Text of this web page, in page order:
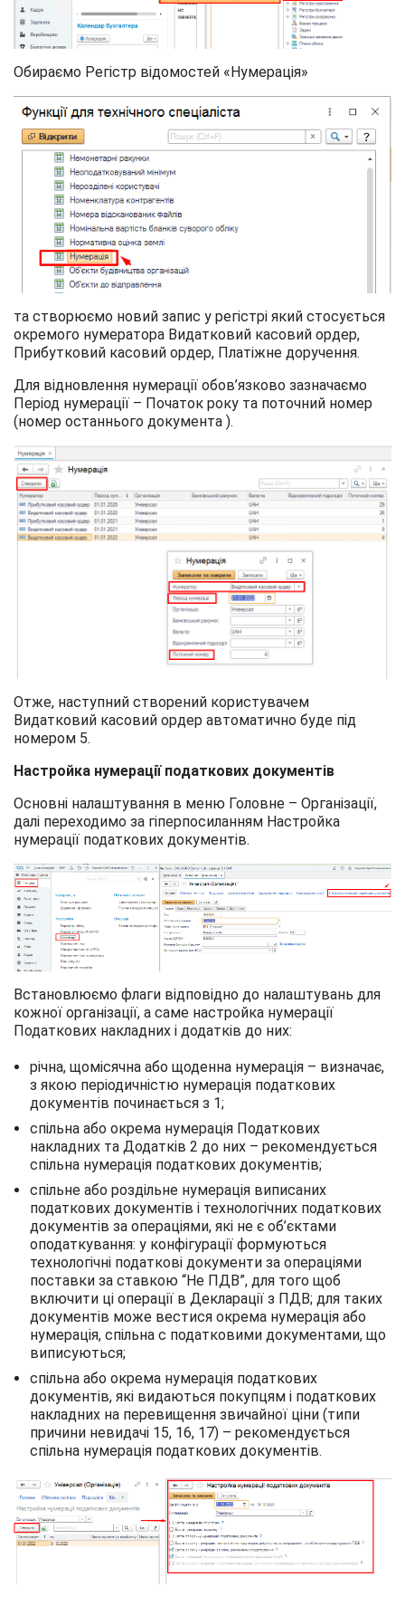
Обираємо Регістр відомостей «Нумерація»
та створюємо новий запис у регістрі який стосується
окремого нумератора Видатковий касовий ордер,
Прибутковий касовий ордер, Платіжне доручення.
Для відновлення нумерації обов’язково зазначаємо
Період нумерації – Початок року та поточний номер
(номер останнього документа ).
Отже, наступний створений користувачем
Видатковий касовий ордер автоматично буде під
номером 5.
Настройка нумерації податкових документів
Основні налаштування в меню Головне – Організації,
далі переходимо за гіперпосиланням Настройка
нумерації податкових документів.
Встановлюємо флаги відповідно до налаштувань для
кожної організації, а саме настройка нумерації
Податкових накладних і додатків до них:
річна, щомісячна або щоденна нумерація – визначає,
з якою періодичністю нумерація податкових
документів починається з 1;
спільна або окрема нумерація Податкових
накладних та Додатків 2 до них – рекомендується
спільна нумерація податкових документів;
спільне або роздільне нумерація виписаних
податкових документів і технологічних податкових
документів за операціями, які не є об’єктами
оподаткування: у конфігурації формуються
технологічні податкові документи за операціями
поставки за ставкою “Не ПДВ”, для того щоб
включити ці операції в Декларації з ПДВ; для таких
документів може вестися окрема нумерація або
нумерація, спільна c податковими документами, що
виписуються;
спільна або окрема нумерація податкових
документів, які видаються покупцям і податкових
накладних на перевищення звичайної ціни (типи
причини невидачі 15, 16, 17) – рекомендується
спільна нумерація податкових документів.